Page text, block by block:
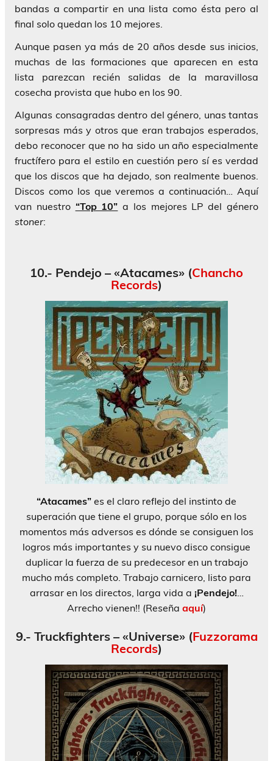
bandas a compartir en una lista como ésta pero al
final solo quedan los 10 mejores.
Aunque pasen ya más de 20 años desde sus inicios,
muchas de las formaciones que aparecen en esta
lista parezcan recién salidas de la maravillosa
cosecha provista que hubo en los 90.
Algunas consagradas dentro del género, unas tantas
sorpresas más y otros que eran trabajos esperados,
debo reconocer que no ha sido un año especialmente
fructífero para el estilo en cuestión pero sí es verdad
que los discos que ha dejado, son realmente buenos.
Discos como los que veremos a continuación… Aquí
van nuestro “Top 10” a los mejores LP del género
stoner:
10.- Pendejo – «Atacames» (Chancho
Records)
“Atacames” es el claro reflejo del instinto de
superación que tiene el grupo, porque sólo en los
momentos más adversos es dónde se consiguen los
logros más importantes y su nuevo disco consigue
duplicar la fuerza de su predecesor en un trabajo
mucho más completo. Trabajo carnicero, listo para
arrasar en los directos, larga vida a ¡Pendejo!…
Arrecho vienen!! (Reseña aquí)
9.- Truckfighters – «Universe» (Fuzzorama
Records)